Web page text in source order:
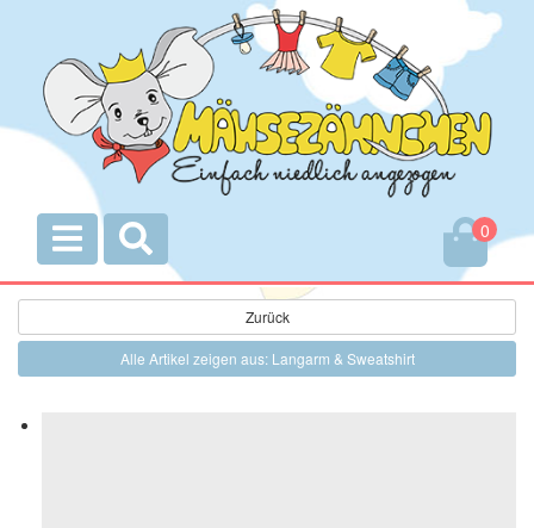
0
Zurück
Alle Artikel zeigen aus: Langarm & Sweatshirt